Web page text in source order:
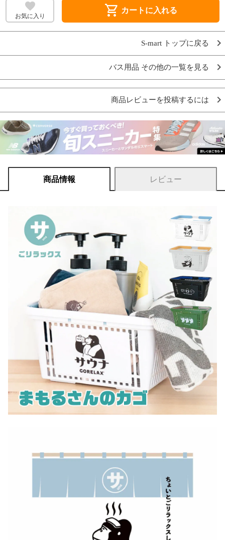
お気に入り shopping_cart カートに入れる
S-mart トップに戻る
バス用品 その他の一覧を見る
商品レビューを投稿するには
商品情報 レビュー